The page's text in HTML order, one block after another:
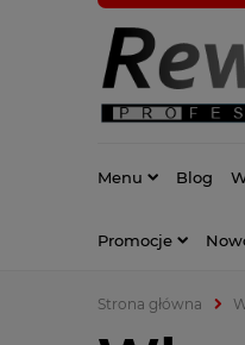
Menu Blog
Promocje
Strona główna